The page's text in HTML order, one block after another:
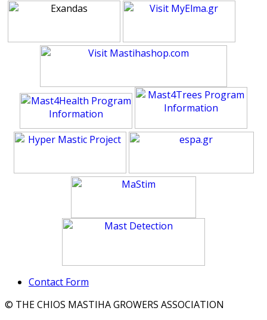
Contact Form
© THE CHIOS MASTIHA GROWERS ASSOCIATION